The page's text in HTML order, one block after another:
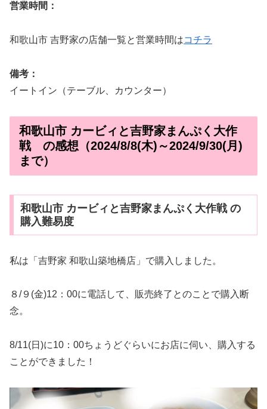
営業時間：
和歌山市 吉野家の店舗一覧と営業時間はコチラ
備考：
イートイン（テーブル、カウンター）
和歌山市 カービィと吉野家まんぷく大作
戦 の感想（2024/8/8(木)～2024/9/30(月)
まで）
和歌山市 カービィと吉野家まんぷく大作戦 の
購入難易度
私は「吉野家 和歌山築地橋店」で購入しました。
８/９(金)12：00に電話して、販売終了とのことで購入断
念。
8/11(日)に10：00ちょうどぐらいにお店に伺い、購入する
ことができました！